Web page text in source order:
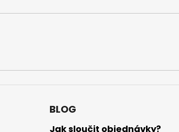
y
s
BLOG
Jak sloučit objednávky?